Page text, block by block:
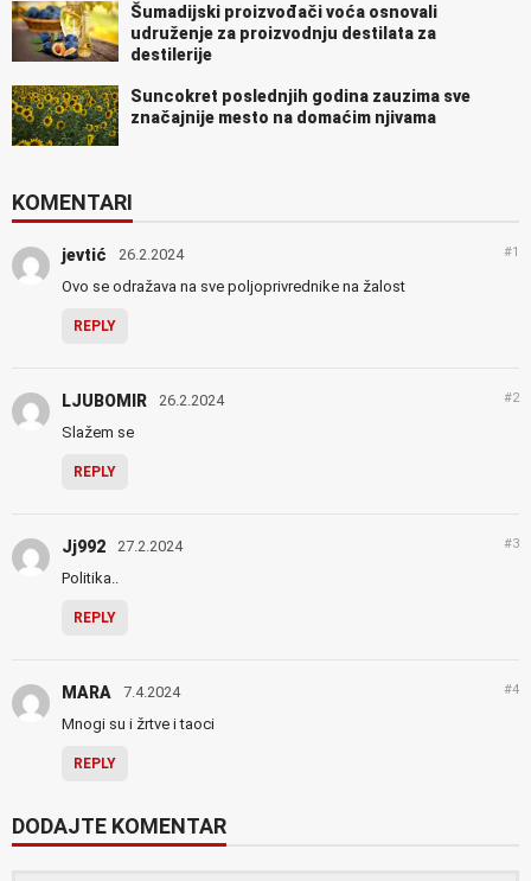
Šumadijski proizvođači voća osnovali
udruženje za proizvodnju destilata za
destilerije
Suncokret poslednjih godina zauzima sve
značajnije mesto na domaćim njivama
KOMENTARI
jevtić 26.2.2024 #1
Ovo se odražava na sve poljoprivrednike na žalost
REPLY
LJUBOMIR 26.2.2024 #2
Slažem se
REPLY
Jj992 27.2.2024 #3
Politika..
REPLY
MARA 7.4.2024 #4
Mnogi su i žrtve i taoci
REPLY
DODAJTE KOMENTAR